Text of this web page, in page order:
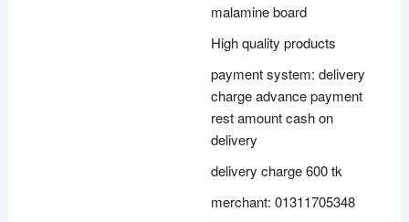
malamine board
High quality products
payment system: delivery
charge advance payment
rest amount cash on
delivery
delivery charge 600 tk
merchant: 01311705348